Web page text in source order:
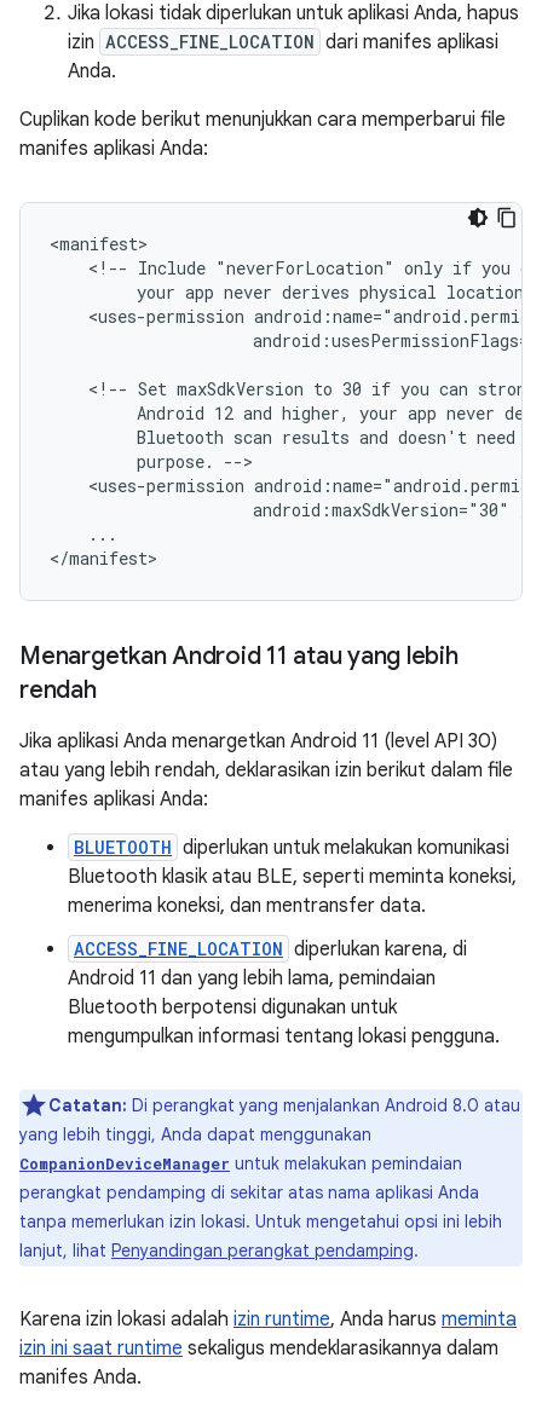
Jika lokasi tidak diperlukan untuk aplikasi Anda, hapus
izin ACCESS_FINE_LOCATION dari manifes aplikasi
Anda.
Cuplikan kode berikut menunjukkan cara memperbarui file
manifes aplikasi Anda:
<!-- Include "neverForLocation" only if you
your app never derives physical location
<uses-permission
<!-- Set maxSdkVersion to 30 if you can
Android 12 and higher, your app never
Bluetooth scan results and doesn't need
purpose.
<uses-permission
android:maxSdkVersion="30"
...
Menargetkan Android 11 atau yang lebih
rendah
Jika aplikasi Anda menargetkan Android 11 (level API 30)
atau yang lebih rendah, deklarasikan izin berikut dalam file
manifes aplikasi Anda:
BLUETOOTH diperlukan untuk melakukan komunikasi
Bluetooth klasik atau BLE, seperti meminta koneksi,
menerima koneksi, dan mentransfer data.
ACCESS_FINE_LOCATION diperlukan karena, di
Android 11 dan yang lebih lama, pemindaian
Bluetooth berpotensi digunakan untuk
mengumpulkan informasi tentang lokasi pengguna.
Catatan: Di perangkat yang menjalankan Android 8.0 atau
yang lebih tinggi, Anda dapat menggunakan
CompanionDeviceManager untuk melakukan pemindaian
perangkat pendamping di sekitar atas nama aplikasi Anda
tanpa memerlukan izin lokasi. Untuk mengetahui opsi ini lebih
lanjut, lihat Penyandingan perangkat pendamping.
Karena izin lokasi adalah izin runtime, Anda harus meminta
izin ini saat runtime sekaligus mendeklarasikannya dalam
manifes Anda.